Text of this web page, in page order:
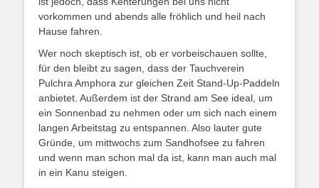
vorkommen und abends alle fröhlich und heil nach
Hause fahren.
Wer noch skeptisch ist, ob er vorbeischauen sollte,
für den bleibt zu sagen, dass der Tauchverein
Pulchra Amphora zur gleichen Zeit Stand-Up-Paddeln
anbietet. Außerdem ist der Strand am See ideal, um
ein Sonnenbad zu nehmen oder um sich nach einem
langen Arbeitstag zu entspannen. Also lauter gute
Gründe, um mittwochs zum Sandhofsee zu fahren
und wenn man schon mal da ist, kann man auch mal
in ein Kanu steigen.